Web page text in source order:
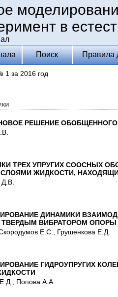
в
Поиск Правила
1 за 2016 год
РЕШЕНИЕ ОБОБЩЕННОГО
ТРЕХ УПРУГИХ СООСНЫХ
ЖИДКОСТИ,
ДИНАМИКИ
ВИБРАТОРОМ ОПОРЫ
Е.С., Грушенкова Е.Д.
ГИДРОУПРУГИХ
Попова А.А.